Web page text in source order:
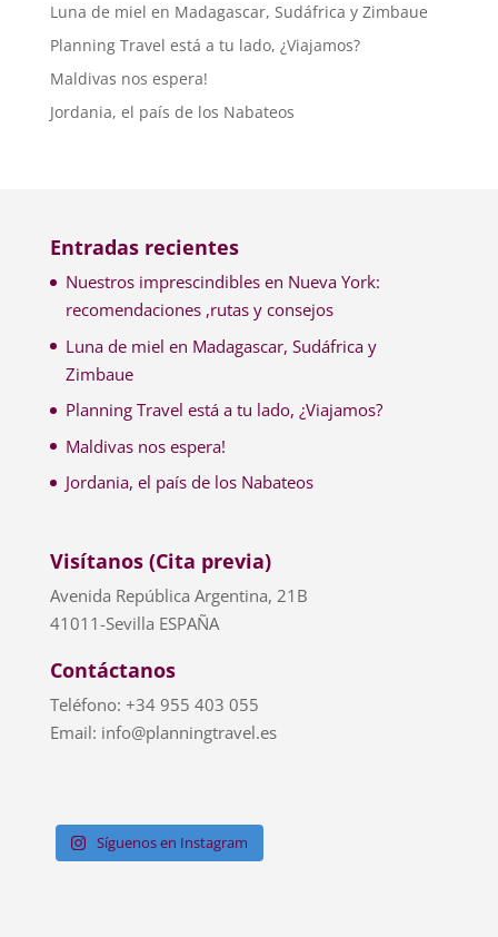
Luna de miel en Madagascar, Sudáfrica y Zimbaue
Planning Travel está a tu lado, ¿Viajamos?
Maldivas nos espera!
Jordania, el país de los Nabateos
Entradas recientes
Nuestros imprescindibles en Nueva York:
recomendaciones ,rutas y consejos
Luna de miel en Madagascar, Sudáfrica y
Zimbaue
Planning Travel está a tu lado, ¿Viajamos?
Maldivas nos espera!
Jordania, el país de los Nabateos
Visítanos (Cita previa)
Avenida República Argentina, 21B
41011-Sevilla ESPAÑA
Contáctanos
Teléfono: +34 955 403 055
Email: info@planningtravel.es
Síguenos en Instagram